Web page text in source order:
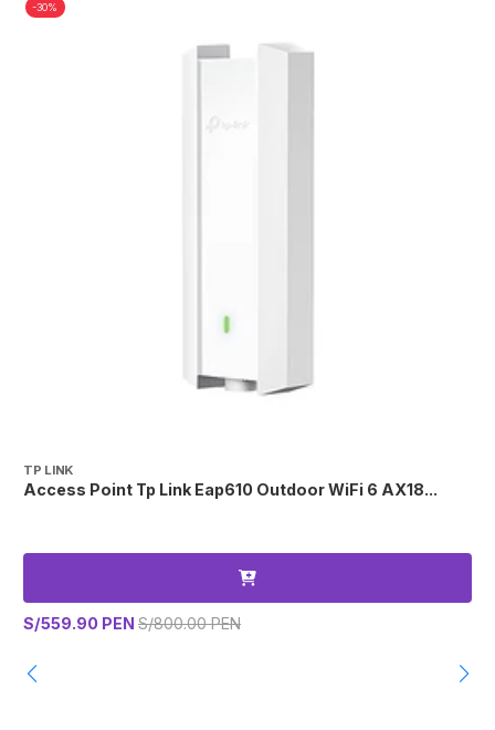
-30%
TP LINK
Access Point Tp Link Eap610 Outdoor WiFi 6 AX18...
S/559.90 PEN S/800.00 PEN